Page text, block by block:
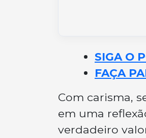
SIGA O
FAÇA
Com carisma,
em uma
verdadeiro